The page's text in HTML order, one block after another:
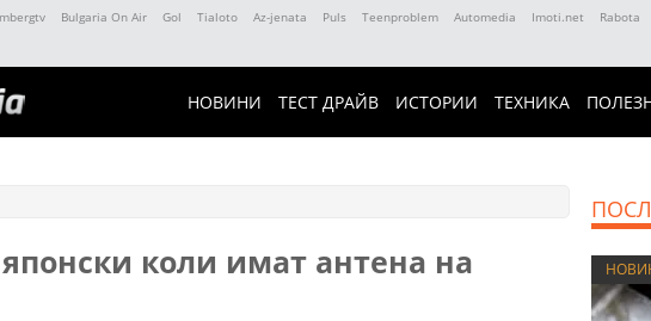
Bulgaria On Air Gol Tialoto Az-jenata Puls Teenproblem Automedia Imoti.net Rabota
НОВИНИ ТЕСТ ДРАЙВ ИСТОРИИ ТЕХНИКА
коли имат антена на